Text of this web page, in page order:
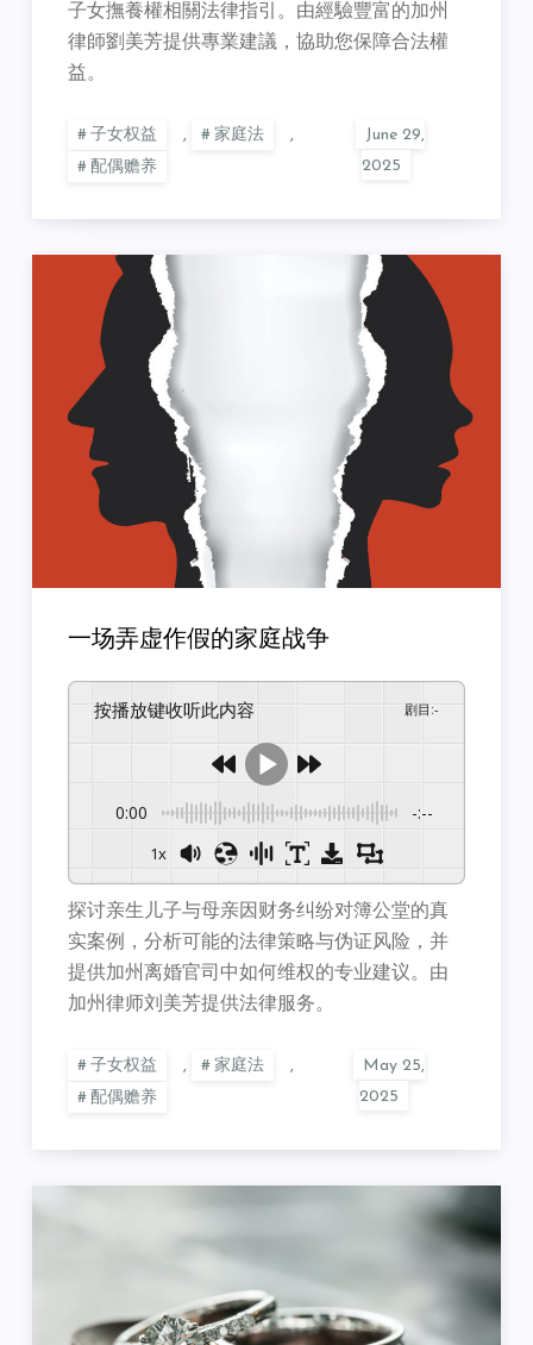
子女撫養權相關法律指引。由經驗豐富的加州
律師劉美芳提供專業建議，協助您保障合法權
益。
子女权益 , 家庭法
,
配偶赡养
一场弄虚作假的家庭战争
按播放键收听此内容 剧目 :-
0:00 -:--
1x
探讨亲生儿子与母亲因财务纠纷对簿公堂的真
实案例，分析可能的法律策略与伪证风险，并
提供加州离婚官司中如何维权的专业建议。由
加州律师刘美芳提供法律服务。
子女权益 , 家庭法
,
配偶赡养